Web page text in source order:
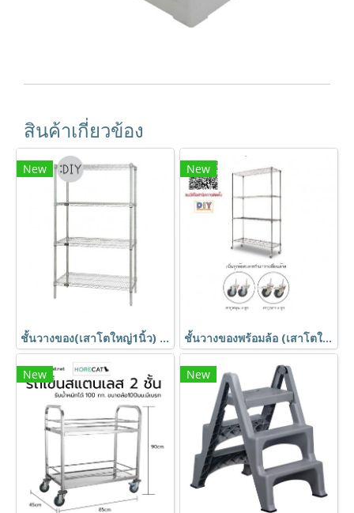
สินค้าเกี่ยวข้อง
New
ชั้นวางของ(เสาโตใหญ่1นิ้ว) ชั้นอเนกประสงค์ชุบโครเมี่ยม ชั้นวาง4ชั้น ถอดประกอบได้ Shelf ตรา Happy Move
New
ชั้นวางของพร้อมล้อ (เสาโตใหญ่1นิ้ว) ชั้นอเนกประสงค์ชุบโครเมี่ยม ชั้นวาง4ชั้น ถอดประกอบได้ Shelf ตรา Happy Move
New New